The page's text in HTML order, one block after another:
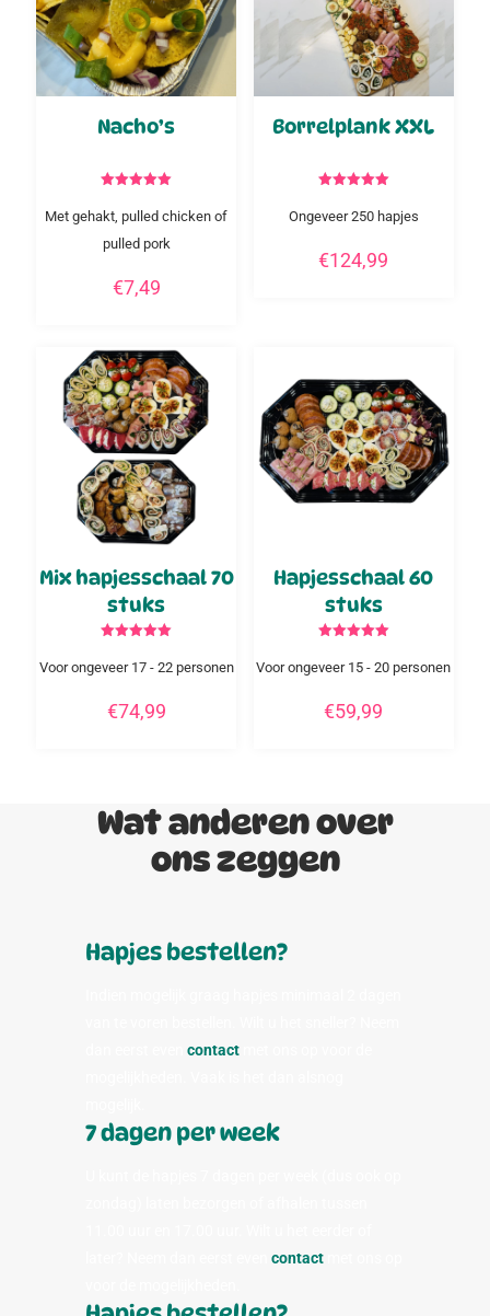
Nacho’s
5.00
uit 5
Met gehakt, pulled chicken of
pulled pork
€7,49
Borrelplank XXL
5.00
uit 5
Ongeveer 250 hapjes
€124,99
Mix hapjesschaal 70
stuks
5.00
uit 5
Voor ongeveer 17 - 22 personen
€74,99
Hapjesschaal 60
stuks
5.00
uit 5
Voor ongeveer 15 - 20 personen
€59,99
Wat anderen over
ons zeggen
Hapjes bestellen?
contact
7 dagen per week
contact